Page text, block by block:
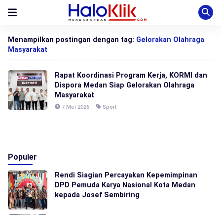
Menampilkan postingan dengan tag: Gelorakan Olahraga
Masyarakat
Rapat Koordinasi Program Kerja, KORMI dan
Dispora Medan Siap Gelorakan Olahraga
Masyarakat
7 Mei 2026 Sport
Populer
Rendi Siagian Percayakan Kepemimpinan
DPD Pemuda Karya Nasional Kota Medan
kepada Josef Sembiring